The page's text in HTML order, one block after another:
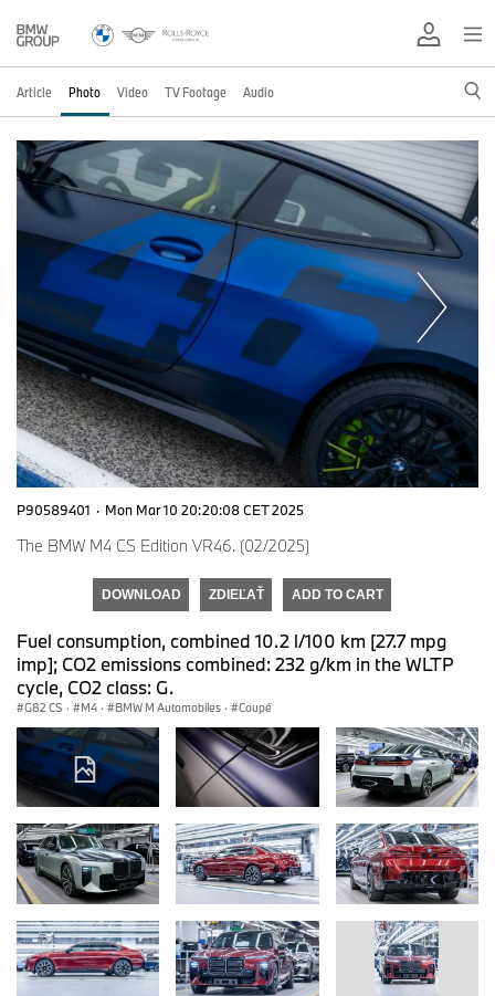
Article Photo Video TV Footage Audio
P90589401 · Mon Mar 10 20:20:08 CET 2025
The BMW M4 CS Edition VR46. (02/2025)
DOWNLOAD ZDIEĽAŤ ADD TO CART
Fuel consumption, combined 10.2 l/100 km [27.7 mpg
imp]; CO2 emissions combined: 232 g/km in the WLTP
cycle, CO2 class: G.
G82 CS · M4 · BMW M Automobiles · Coupé